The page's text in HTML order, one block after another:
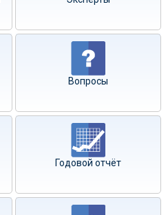
Вопросы
Годовой отчёт